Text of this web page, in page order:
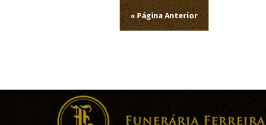
de
artigos
« Página Anterior